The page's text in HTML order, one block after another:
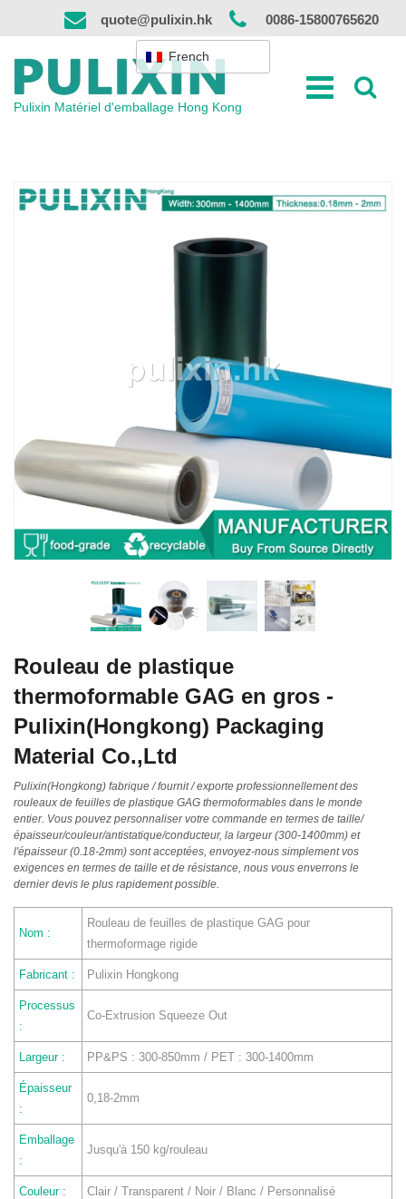
content
quote@pulixin.hk 0086-15800765620
Pulixin Matériel d'emballage Hong Kong
French
Rouleau de plastique
thermoformable GAG en gros -
Pulixin(Hongkong) Packaging
Material Co.,Ltd
Pulixin(Hongkong) fabrique / fournit / exporte professionnellement des
rouleaux de feuilles de plastique GAG thermoformables dans le monde
entier. Vous pouvez personnaliser votre commande en termes de taille/
épaisseur/couleur/antistatique/conducteur, la largeur (300-1400mm) et
l'épaisseur (0.18-2mm) sont acceptées, envoyez-nous simplement vos
exigences en termes de taille et de résistance, nous vous enverrons le
dernier devis le plus rapidement possible.
Nom :
Rouleau de feuilles de plastique GAG pour
thermoformage rigide
Fabricant : Pulixin Hongkong
Processus
:
Co-Extrusion Squeeze Out
Largeur : PP&PS : 300-850mm / PET : 300-1400mm
Épaisseur
:
0,18-2mm
Emballage
:
Jusqu'à 150 kg/rouleau
Couleur : Clair / Transparent / Noir / Blanc / Personnalisé